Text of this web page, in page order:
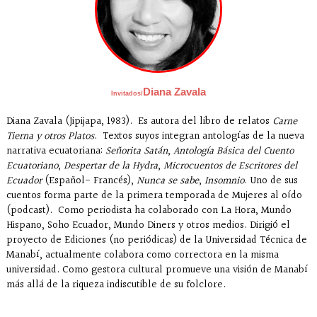
Invitados/ Diana Zavala
Diana Zavala (Jipijapa, 1983). Es autora del libro de relatos Carne
Tierna y otros Platos. Textos suyos integran antologías de la nueva
narrativa ecuatoriana: Señorita Satán, Antología Básica del Cuento
Ecuatoriano, Despertar de la Hydra, Microcuentos de Escritores del
Ecuador(Español- Francés), Nunca se sabe, Insomnio. Uno de sus
cuentos forma parte de la primera temporada de Mujeres al oído
(podcast). Como periodista ha colaborado con La Hora, Mundo
Hispano, Soho Ecuador, Mundo Diners y otros medios. Dirigió el
proyecto de Ediciones (no periódicas) de la Universidad Técnica de
Manabí, actualmente colabora como correctora en la misma
universidad. Como gestora cultural promueve una visión de Manabí
más allá de la riqueza indiscutible de su folclore.